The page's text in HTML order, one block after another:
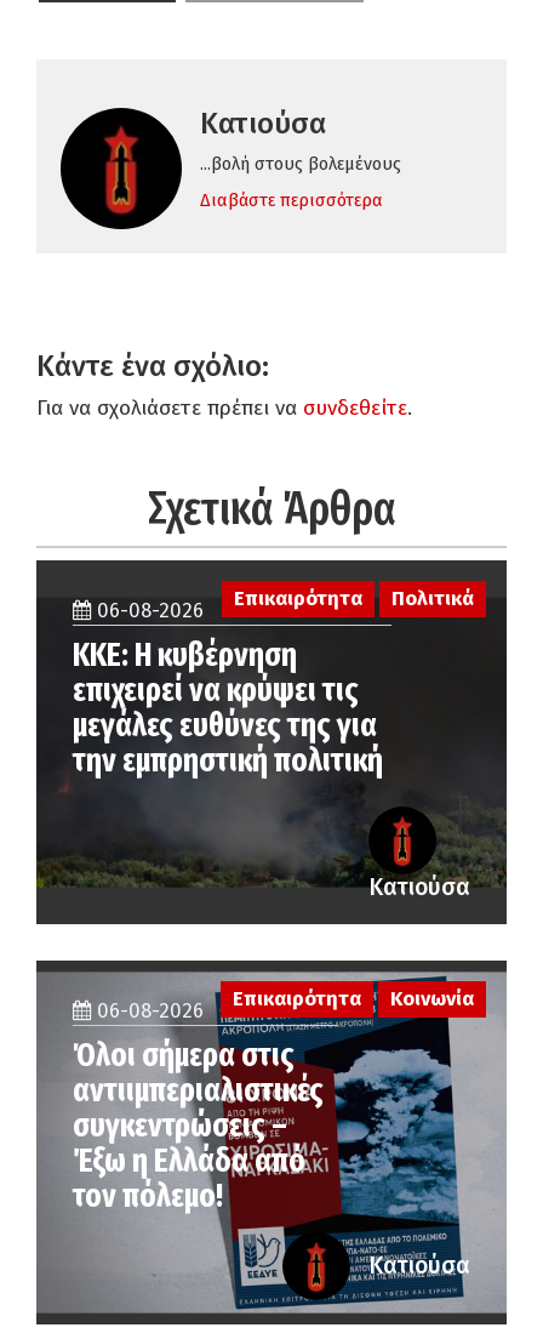
Κατιούσα
...βολή στους βολεμένους
Διαβάστε περισσότερα
Κάντε ένα σχόλιο:
Για να σχολιάσετε πρέπει να συνδεθείτε.
Σχετικά Άρθρα
Επικαιρότητα Πολιτικά
06-08-2026
ΚΚΕ: Η κυβέρνηση
επιχειρεί να κρύψει τις
μεγάλες ευθύνες της για
την εμπρηστική πολιτική
Κατιούσα
06-08-2026
Όλοι σήμερα στις
αντιιμπεριαλιστικές
συγκεντρώσεις –
Έξω η Ελλάδα από
τον πόλεμο!
Επικαιρότητα Κοινωνία
Κατιούσα